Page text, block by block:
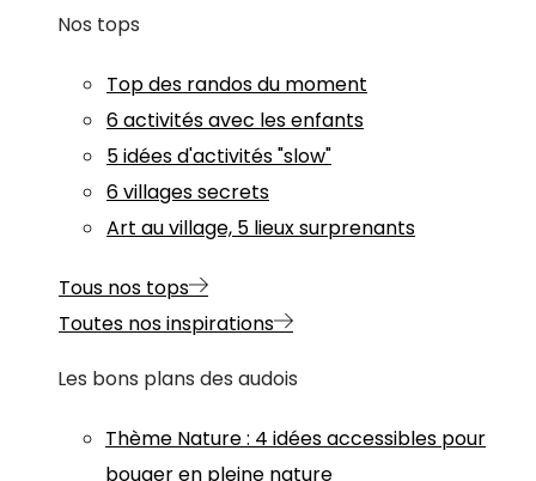
Nos tops
Top des randos du moment
6 activités avec les enfants
5 idées d'activités "slow"
6 villages secrets
Art au village, 5 lieux surprenants
Tous nos tops
Toutes nos inspirations
Les bons plans des audois
Thème Nature: 4 idées accessibles pour
bouger en pleine nature